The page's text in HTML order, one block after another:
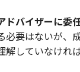
ドバイザーに委
必要はないが、
解していなけれ